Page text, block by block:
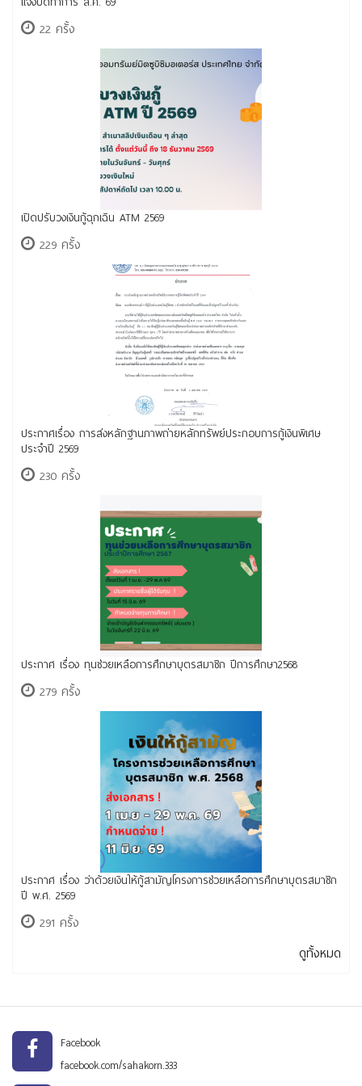
22 ครั้ง
เปิดปรับวงเงินกู้ฉุกเฉิน ATM 2569
229 ครั้ง
ประกาศเรื่อง การส่งหลักฐานภาพถ่ายหลักทรัพย์ประกอบการกู้เงินพิเศษ
ประจำปี 2569
230 ครั้ง
ประกาศ เรื่อง ทุนช่วยเหลือการศึกษาบุตรสมาชิก ปีการศึกษา2568
279 ครั้ง
ประกาศ เรื่อง ว่าด้วยเงินให้กู้สามัญโครงการช่วยเหลือการศึกษาบุตรสมาชิก
ปี พ.ศ. 2569
291 ครั้ง
ดูทั้งหมด
Facebook
facebook.com/sahakorn.333